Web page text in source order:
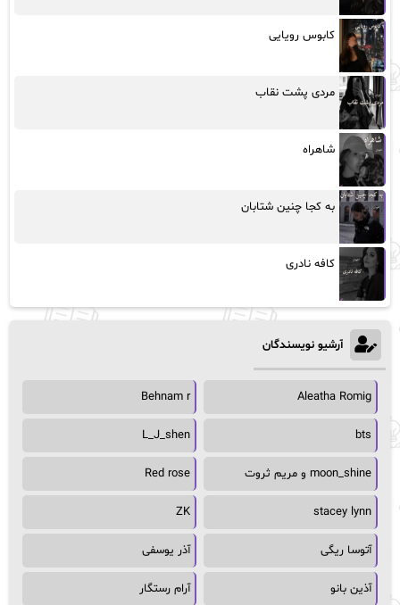
کابوس رویایی
مردی پشت نقاب
شاهراه
به کجا چنین شتابان
کافه نادری
آرشیو نویسندگان
Aleatha Romig
Behnam r
bts
L_J_shen
moon_shine و مریم ثروت Red rose
stacey lynn
ZK
آتوسا ریگی آذر یوسفی
آذین بانو آرام رستگار